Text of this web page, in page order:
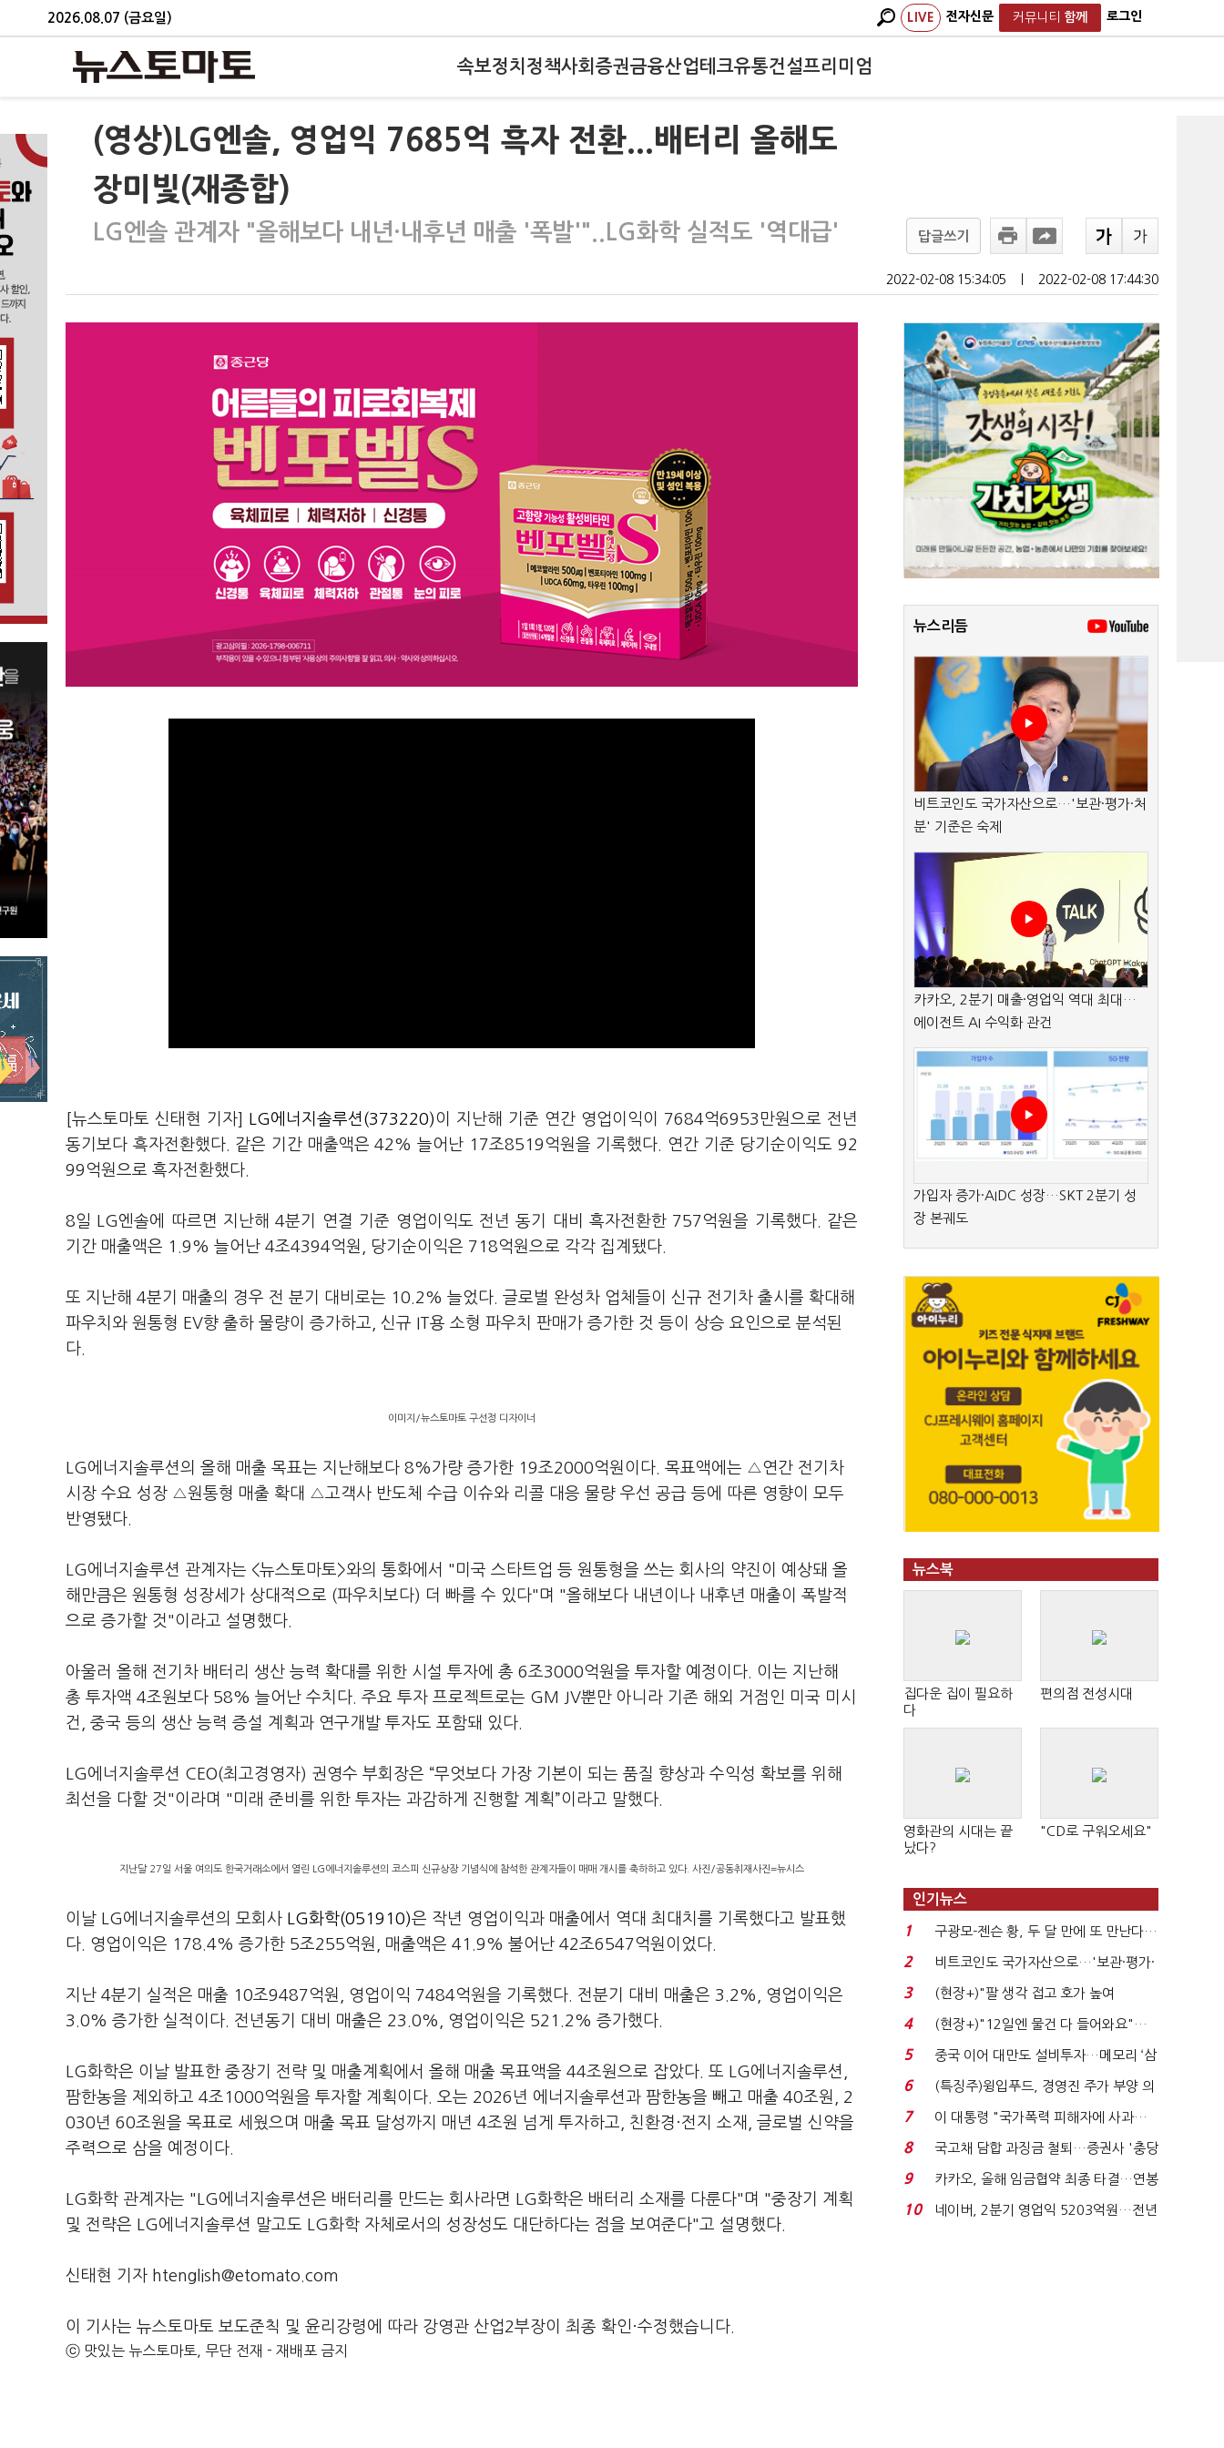
2026.08.07 (금요일) LIVE 전자신문 커뮤니티 함께 로그인
속보정치 정책사회 증권금융산업테크유통건설프리미엄
(영상)LG엔솔, 영업익 7685억 흑자 전환...배터리 올해도
장미빛(재종합)
LG엔솔 관계자 "올해보다 내년·내후년 매출 '폭발'"..LG화학 실적도 '역대급' 답글쓰기
2022-02-08 15:34:05 2022-02-08 17:44:30
[뉴스토마토 신태현 기자] LG에너지솔루션(373220)이 지난해 기준 연간 영업이익이 7684억6953만원으로 전년
동기보다 흑자전환했다. 같은 기간 매출액은 42% 늘어난 17조8519억원을 기록했다. 연간 기준 당기순이익도 92
99억원으로 흑자전환했다.
8일 LG엔솔에 따르면 지난해 4분기 연결 기준 영업이익도 전년 동기 대비 흑자전환한 757억원을 기록했다. 같은
기간 매출액은 1.9% 늘어난 4조4394억원, 당기순이익은 718억원으로 각각 집계됐다.
또 지난해 4분기 매출의 경우 전 분기 대비로는 10.2% 늘었다. 글로벌 완성차 업체들이 신규 전기차 출시를 확대해
파우치와 원통형 EV향 출하 물량이 증가하고, 신규 IT용 소형 파우치 판매가 증가한 것 등이 상승 요인으로 분석된
다.
이미지/뉴스토마토 구선정 디자이너
LG에너지솔루션의 올해 매출 목표는 지난해보다 8%가량 증가한 19조2000억원이다. 목표액에는 △연간 전기차
시장 수요 성장 △원통형 매출 확대 △고객사 반도체 수급 이슈와 리콜 대응 물량 우선 공급 등에 따른 영향이 모두
반영됐다.
LG에너지솔루션 관계자는 <뉴스토마토>와의 통화에서 "미국 스타트업 등 원통형을 쓰는 회사의 약진이 예상돼 올
해만큼은 원통형 성장세가 상대적으로 (파우치보다) 더 빠를 수 있다"며 "올해보다 내년이나 내후년 매출이 폭발적
으로 증가할 것"이라고 설명했다.
아울러 올해 전기차 배터리 생산 능력 확대를 위한 시설 투자에 총 6조3000억원을 투자할 예정이다. 이는 지난해
총 투자액 4조원보다 58% 늘어난 수치다. 주요 투자 프로젝트로는 GM JV뿐만 아니라 기존 해외 거점인 미국 미시
건, 중국 등의 생산 능력 증설 계획과 연구개발 투자도 포함돼 있다.
LG에너지솔루션 CEO(최고경영자) 권영수 부회장은 “무엇보다 가장 기본이 되는 품질 향상과 수익성 확보를 위해
최선을 다할 것"이라며 "미래 준비를 위한 투자는 과감하게 진행할 계획”이라고 말했다.
지난달 27일 서울 여의도 한국거래소에서 열린 LG에너지솔루션의 코스피 신규상장 기념식에 참석한 관계자들이 매매 개시를 축하하고 있다. 사진/공동취재사진=뉴시스
이날 LG에너지솔루션의 모회사 LG화학(051910)은 작년 영업이익과 매출에서 역대 최대치를 기록했다고 발표했
다. 영업이익은 178.4% 증가한 5조255억원, 매출액은 41.9% 불어난 42조6547억원이었다.
지난 4분기 실적은 매출 10조9487억원, 영업이익 7484억원을 기록했다. 전분기 대비 매출은 3.2%, 영업이익은
3.0% 증가한 실적이다. 전년동기 대비 매출은 23.0%, 영업이익은 521.2% 증가했다.
LG화학은 이날 발표한 중장기 전략 및 매출계획에서 올해 매출 목표액을 44조원으로 잡았다. 또 LG에너지솔루션,
팜한농을 제외하고 4조1000억원을 투자할 계획이다. 오는 2026년 에너지솔루션과 팜한농을 빼고 매출 40조원, 2
030년 60조원을 목표로 세웠으며 매출 목표 달성까지 매년 4조원 넘게 투자하고, 친환경·전지 소재, 글로벌 신약을
주력으로 삼을 예정이다.
LG화학 관계자는 "LG에너지솔루션은 배터리를 만드는 회사라면 LG화학은 배터리 소재를 다룬다"며 "중장기 계획
및 전략은 LG에너지솔루션 말고도 LG화학 자체로서의 성장성도 대단하다는 점을 보여준다"고 설명했다.
신태현 기자 htenglish@etomato.com
이 기사는 뉴스토마토 보도준칙 및 윤리강령에 따라 강영관 산업2부장이 최종 확인·수정했습니다.
ⓒ 맛있는 뉴스토마토, 무단 전재 - 재배포 금지
뉴스리듬
비트코인도 국가자산으로…'보관·평가·처
분' 기준은 숙제
카카오, 2분기 매출·영업익 역대 최대…
에이전트 AI 수익화 관건
가입자 증가·AIDC 성장…SKT 2분기 성
장 본궤도
뉴스북
집다운 집이 필요하
다
편의점 전성시대
영화관의 시대는 끝
났다?
"CD로 구워오세요"
인기뉴스
1
구광모-젠슨 황, 두 달 만에 또 만난다…
로봇·AI 등 논...
2
비트코인도 국가자산으로…'보관·평가·
처분' 기준은 ...
3
(현장+)"팔 생각 접고 호가 높여
요"…'덜 똘똘한 한 채' 20...
4
(현장+)"12일엔 물건 다 들어와요"…
빈 매대 채우며 문 연 ...
5
중국 이어 대만도 설비투자…메모리 ‘삼
국전쟁’
6
(특징주)윙입푸드, 경영진 주가 부양 의
지에 상한가...
7
이 대통령 "국가폭력 피해자에 사과…
적극적 조사로 진...
8
국고채 담합 과징금 철퇴…증권사 '충당
금 폭탄' 우려...
9
카카오, 올해 임금협약 최종 타결…연봉
6.3% 인상·격려...
10
네이버, 2분기 영업익 5203억원…전년